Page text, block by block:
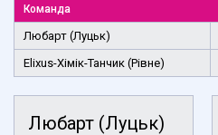
Команда
Любарт (Луцьк)
Elixus-Хімік-Танчик (Рівне)
Любарт (Луцьк)